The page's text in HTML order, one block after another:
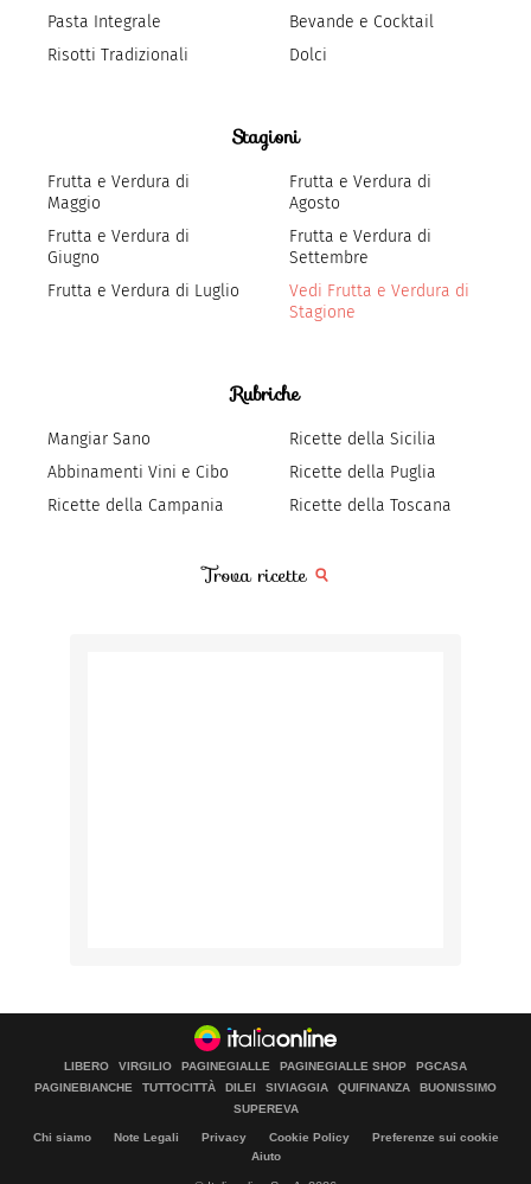
Pasta Integrale
Risotti Tradizionali
Bevande e Cocktail
Dolci
Stagioni
Frutta e Verdura di
Maggio
Frutta e Verdura di
Giugno
Frutta e Verdura di Luglio
Frutta e Verdura di
Agosto
Frutta e Verdura di
Settembre
Vedi Frutta e Verdura di
Stagione
Rubriche
Mangiar Sano
Abbinamenti Vini e Cibo
Ricette della Campania
Ricette della Sicilia
Ricette della Puglia
Ricette della Toscana
Trova ricette
LIBERO VIRGILIO PAGINEGIALLE PAGINEGIALLE SHOP
PGCASA
PAGINEBIANCHE
TUTTOCITTÀ DILEI SIVIAGGIA QUIFINANZA
BUONISSIMO
SUPEREVA
Chi siamo Note Legali Privacy Cookie Policy
Preferenze sui cookie
Aiuto